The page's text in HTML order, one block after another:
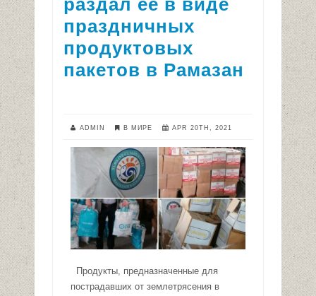
праздничных
продуктовых
пакетов в Рамазан
ADMIN В МИРЕ APR 20TH, 2021
Продукты, предназначенные для
пострадавших от землетрясения в